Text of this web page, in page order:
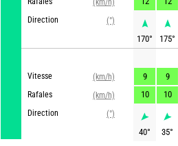
Direction
(°)
Vitesse
(km/h)
Rafales
(km/h)
Direction
(°)
170° 175°
9 9
10
10
40° 35°